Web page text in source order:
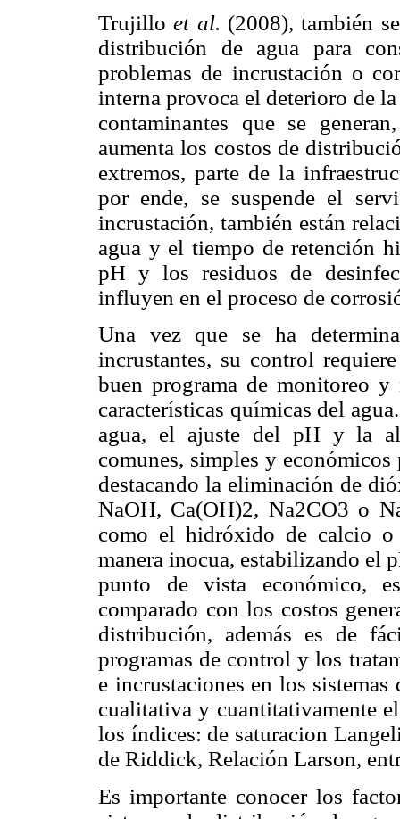
Trujilloet al. (2008), también
distribución de agua para
problemas de incrustación o
interna provoca el deterioro de
contaminantes que se
aumenta los costos de
extremos, parte de la
por ende, se suspende el
incrustación, también están
agua y el tiempo de retención
pH y los residuos de
influyen en el proceso de
Una vez que se ha
incrustantes, su control
buen programa de monitoreo
características químicas del
agua, el ajuste del pH y la
comunes, simples y
destacando la eliminación de
NaOH, Ca(OH)2, Na2CO3 o
como el hidróxido de calcio
manera inocua, estabilizando el
punto de vista económico,
comparado con los costos
distribución, además es de
programas de control y los
e incrustaciones en los
cualitativa y cuantitativamente
los índices: de saturacion
de Riddick, Relación Larson,
Es importante conocer los